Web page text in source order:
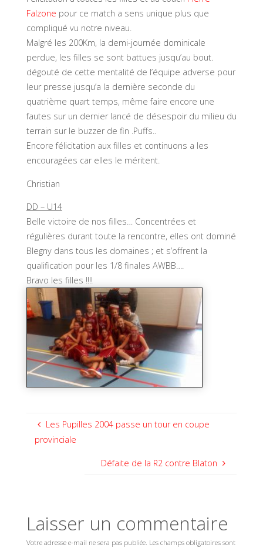
Falzone pour ce match a sens unique plus que
compliqué vu notre niveau.
Malgré les 200Km, la demi-journée dominicale
perdue, les filles se sont battues jusqu’au bout.
dégouté de cette mentalité de l’équipe adverse pour
leur presse jusqu’a la dernière seconde du
quatrième quart temps, même faire encore une
fautes sur un dernier lancé de désespoir du milieu du
terrain sur le buzzer de fin .Puffs..
Encore félicitation aux filles et continuons a les
encouragées car elles le méritent.
Christian
DD – U14
Belle victoire de nos filles… Concentrées et
régulières durant toute la rencontre, elles ont dominé
Blegny dans tous les domaines ; et s’offrent la
qualification pour les 1/8 finales AWBB….
Bravo les filles !!!!
Les Pupilles 2004 passe un tour en coupe
provinciale
Défaite de la R2 contre Blaton
Laisser un commentaire
Votre adresse e-mail ne sera pas publiée. Les champs obligatoires sont